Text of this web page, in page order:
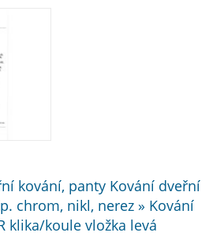
kování, panty Kování dveřní
chrom, nikl, nerez » Kování
klika/koule vložka levá